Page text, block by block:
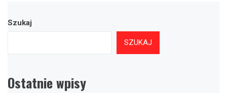
Szukaj
SZUKAJ
Ostatnie wpisy